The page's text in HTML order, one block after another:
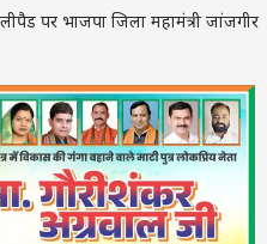
हेलीपैड पर भाजपा जिला महामंत्री जांजगीर